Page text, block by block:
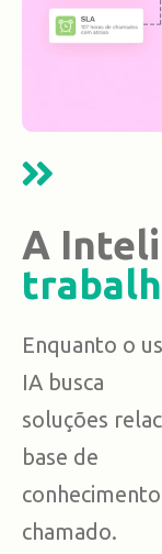
A
Enquanto o
IA busca
soluções
base de
chamado.